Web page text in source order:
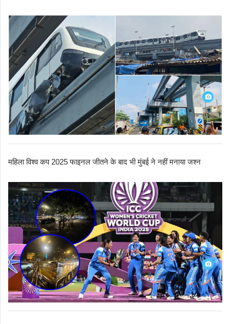
महिला विश्व कप 2025 फाइनल जीतने के बाद भी मुंबई ने नहीं मनाया जश्न